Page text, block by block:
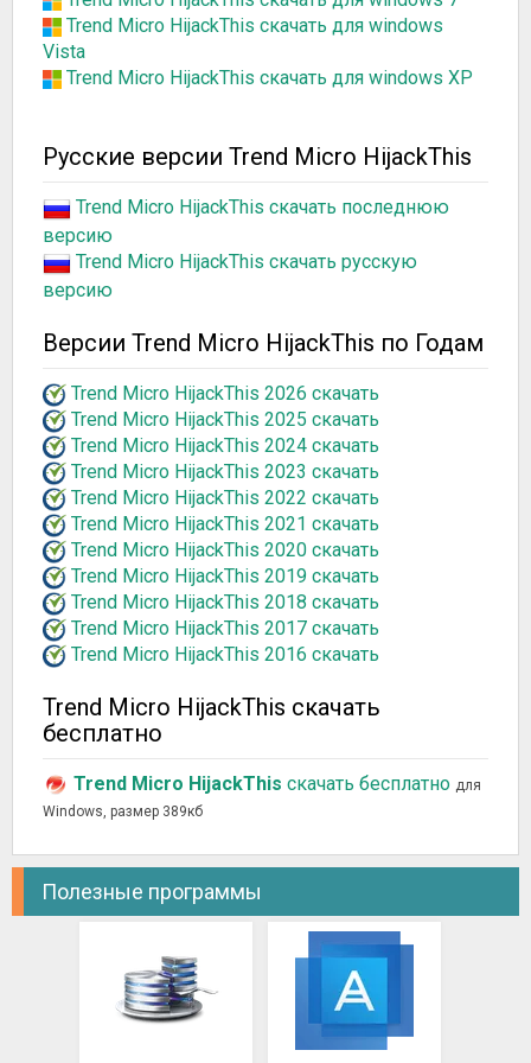
Trend Micro HijackThis скачать для windows
Vista
Trend Micro HijackThis скачать для windows XP
Русские версии Trend Micro HijackThis
Trend Micro HijackThis скачать последнюю
версию
Trend Micro HijackThis скачать русскую
версию
Версии Trend Micro HijackThis по Годам
Trend Micro HijackThis 2026 скачать
Trend Micro HijackThis 2025 скачать
Trend Micro HijackThis 2024 скачать
Trend Micro HijackThis 2023 скачать
Trend Micro HijackThis 2022 скачать
Trend Micro HijackThis 2021 скачать
Trend Micro HijackThis 2020 скачать
Trend Micro HijackThis 2019 скачать
Trend Micro HijackThis 2018 скачать
Trend Micro HijackThis 2017 скачать
Trend Micro HijackThis 2016 скачать
Trend Micro HijackThis скачать
бесплатно
Trend Micro HijackThis скачать бесплатно для
Windows, размер 389кб
Полезные программы